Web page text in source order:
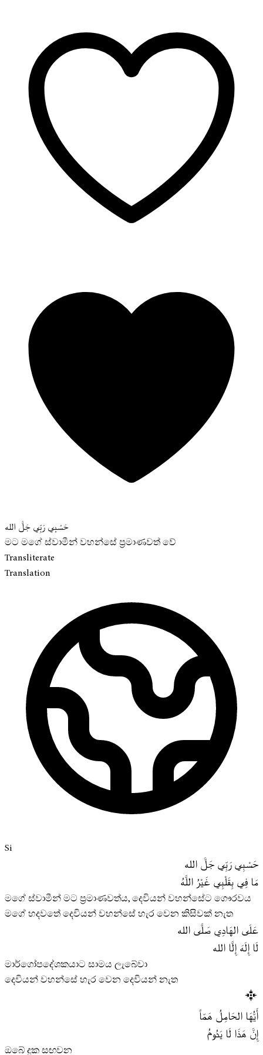
حَسْبِي رَبِّي جَلَّ الله
මට මගේ ස්වාමීන් වහන්සේ ප්‍රමාණවත් වේ
Transliterate
Translation
Si
حَسْبِي رَبِّي جَلَّ الله
مَا فِي بِقَلْبِي غَيْرُ اللَّهُ
මගේ ස්වාමීන් මට ප්‍රමාණවත්ය, දෙවියන් වහන්සේට ගෞරවය
මගේ හදවතේ දෙවියන් වහන්සේ හැර වෙන කිසිවක් නැත
عَلَى الهَادِي صَلَّى الله
لَا إِلَهَ إِلَّا الله
මාර්ගෝපදේශකයාට සාමය ලැබේවා
දෙවියන් වහන්සේ හැර වෙන දෙවියන් නැත
أَيُّهَا الحَامِلُ هَمّاً
إِنَّ هَذَا لَا يَدُومُ
ඔබේ දුක සඟවන